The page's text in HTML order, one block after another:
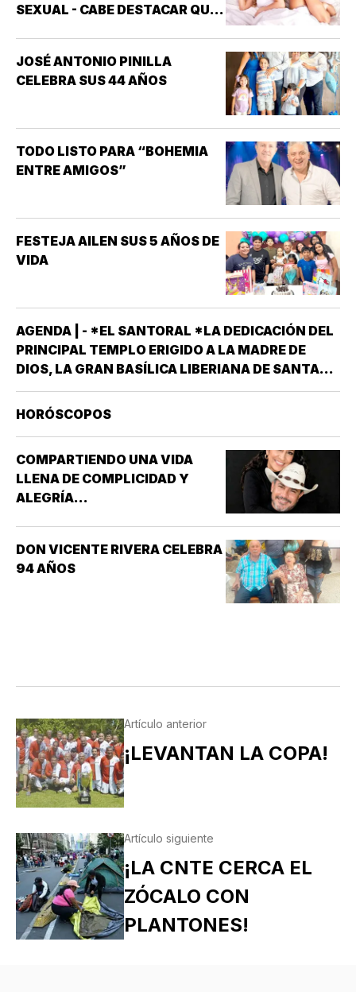
SEXUAL - CABE DESTACAR QUE
INTERÉS HA GENERADO PARA
LA INVESTIGACIÓN DE NUEVOS
(INCAPACIDAD DE ALCANZAR
Y/O MANTENER…
JOSÉ ANTONIO PINILLA
CELEBRA SUS 44 AÑOS
TODO LISTO PARA “BOHEMIA
ENTRE AMIGOS”
FESTEJA AILEN SUS 5 AÑOS DE
VIDA
AGENDA | - *EL SANTORAL *LA DEDICACIÓN DEL
PRINCIPAL TEMPLO ERIGIDO A LA MADRE DE
DIOS, LA GRAN BASÍLICA LIBERIANA DE SANTA
MARÍA LA MAYOR EN ROMA. NUESTRA SEÑORA
DE LAS NIEVES *SANTOS EMIGDIO OBISPO Y
HORÓSCOPOS
COMPARTIENDO UNA VIDA
LLENA DE COMPLICIDAD Y
ALEGRÍA...
DON VICENTE RIVERA CELEBRA
94 AÑOS
Artículo anterior
¡LEVANTAN LA COPA!
Artículo siguiente
¡LA CNTE CERCA EL
ZÓCALO CON
PLANTONES!